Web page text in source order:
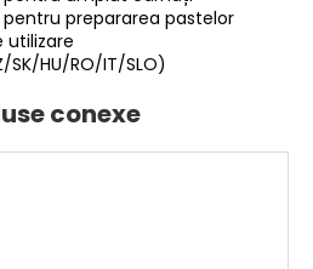
prepararea pastelor
utilizare
SK/HU/RO/IT/SLO)
conexe